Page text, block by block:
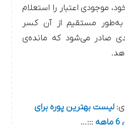
موجودی اعتبار را استعلام
به‌طور مستقیم از آن کسر
صادر می‌شود که مانده‌ی
لیست بهترین پوره برای
:::…